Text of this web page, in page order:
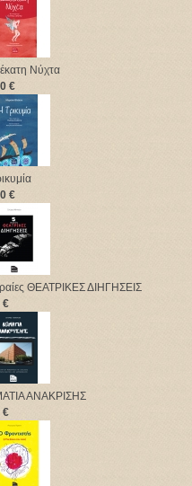
Νύχτα
€
€
ΘΕΑΤΡΙΚΕΣ ΔΙΗΓΗΣΕΙΣ
€
ΑΝΑΚΡΙΣΗΣ
€